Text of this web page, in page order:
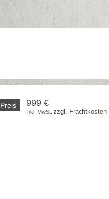
Preis 999 €
inkl. MwSt, zzgl. Frachtkosten